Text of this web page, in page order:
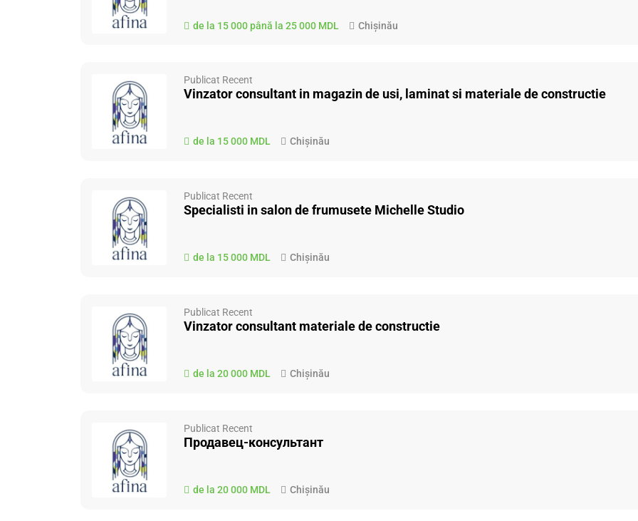
de la 15 000 până la 25 000 MDL Chișinău
Publicat Recent
Vinzator consultant in magazin de usi, laminat si materiale de constructie
de la 15 000 MDL Chișinău
Publicat Recent
Specialisti in salon de frumusete Michelle Studio
de la 15 000 MDL Chișinău
Publicat Recent
Vinzator consultant materiale de constructie
de la 20 000 MDL Chișinău
Publicat Recent
Продавец-консультант
de la 20 000 MDL Chișinău